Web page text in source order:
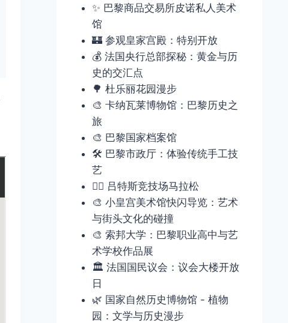
✨ 巴黎商品交易所皮诺私人美术
馆
🏰 参观皇家宫殿：特别开放
💰 法国央行总部探秘：黄金与历
史的交汇点
🌳 杜乐丽花园漫步
🎨 卡纳瓦莱博物馆：巴黎历史之
旅
🎨 巴黎国家档案馆
🛠️ 巴黎市政厅：体验传统手工技
艺
🏃‍♂️ 吕特斯竞技场马拉松
🎨 小皇宫美术馆快闪导览：艺术
与街头文化的碰撞
🎨 索邦大学：巴黎职业高中与艺
术学校作品展
🏛️ 法国国民议会：议会大楼开放
日
🌿 国家自然历史博物馆 - 植物
园：文学与历史漫步